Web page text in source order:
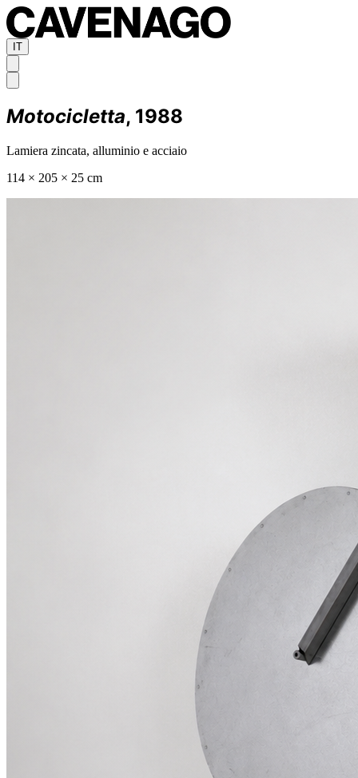
IT
Motocicletta, 1988
Lamiera zincata, alluminio e acciaio
114 × 205 × 25 cm